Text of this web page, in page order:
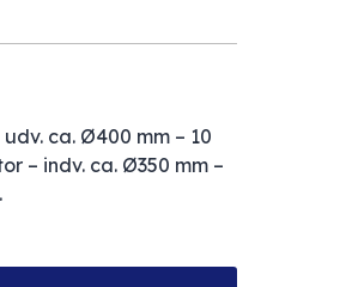
ca. Ø400 mm – 10
– indv. ca. Ø350 mm –